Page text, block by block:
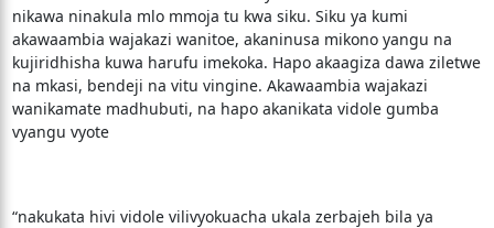
nikawa ninakula mlo mmoja tu kwa siku. Siku ya kumi
akawaambia wajakazi wanitoe, akaninusa mikono yangu na
kujiridhisha kuwa harufu imekoka. Hapo akaagiza dawa ziletwe
na mkasi, bendeji na vitu vingine. Akawaambia wajakazi
wanikamate madhubuti, na hapo akanikata vidole gumba
vyangu vyote
“nakukata hivi vidole vilivyokuacha ukala zerbajeh bila ya